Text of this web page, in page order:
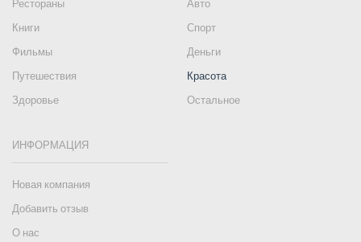
Рестораны
Авто
Книги
Спорт
Фильмы
Деньги
Путешествия
Красота
Здоровье
Остальное
ИНФОРМАЦИЯ
Новая компания
Добавить отзыв
О нас